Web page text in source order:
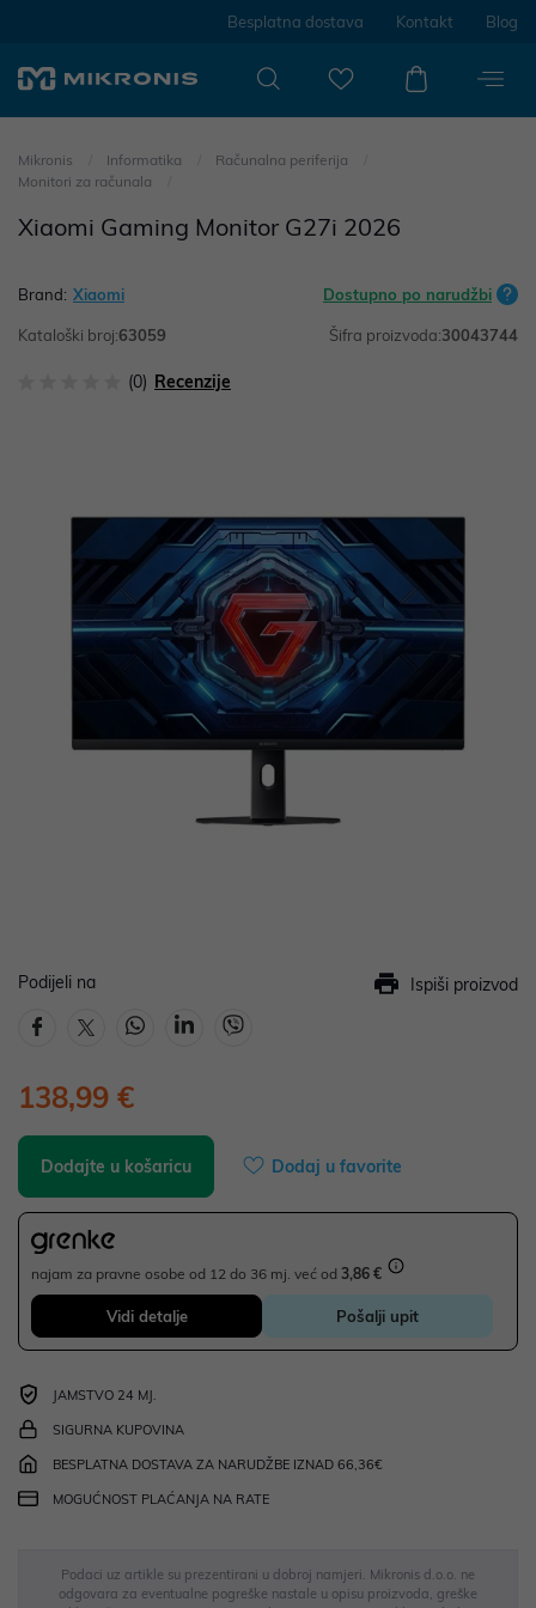
Besplatna dostava Kontakt Blog
Mikronis Informatika
Računalna periferija
Monitori za računala
Xiaomi Gaming Monitor G27i 2026
Brand: Xiaomi Dostupno po narudžbi
Kataloški broj:63059 Šifra proizvoda:30043744
(0) Recenzije
Podijeli na Ispiši proizvod
138,99 €
Dodajte u košaricu Dodaj u favorite
najam za pravne osobe od 12 do 36 mj. već od 3,86 €
Vidi detalje Pošalji upit
JAMSTVO 24 MJ.
SIGURNA KUPOVINA
BESPLATNA DOSTAVA ZA NARUDŽBE IZNAD 66,36€
MOGUĆNOST PLAĆANJA NA RATE
Podaci uz artikle su prezentirani u dobroj namjeri. Mikronis d.o.o. ne
odgovara za eventualne pogreške nastale u opisu proizvoda, greške